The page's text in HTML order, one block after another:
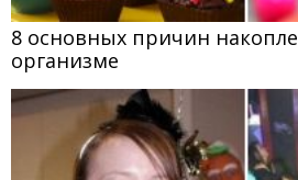
8 основных причин
организме